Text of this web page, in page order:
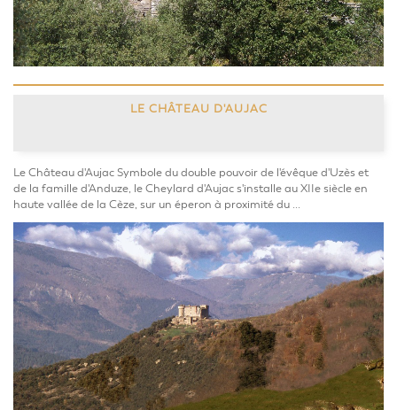
LE CHÂTEAU D'AUJAC
Le Château d'Aujac Symbole du double pouvoir de l'évêque d'Uzès et
de la famille d'Anduze, le Cheylard d'Aujac s'installe au XIIe siècle en
haute vallée de la Cèze, sur un éperon à proximité du ...